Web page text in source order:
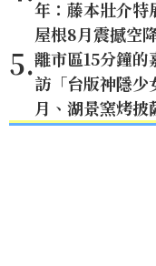
年：藤本壯介特
屋根8月震撼空
5.離市區15分鐘
訪「台版神隱少
月、湖景窯烤